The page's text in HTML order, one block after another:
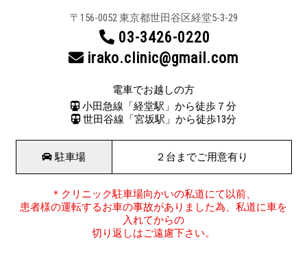
〒156-0052 東京都世田谷区経堂5-3-29
03-3426-0220
irako.clinic@gmail.com
電車でお越しの方
小田急線「経堂駅」から徒歩７分
世田谷線「宮坂駅」から徒歩13分
駐車場 ２台までご用意有り
＊クリニック駐車場向かいの私道にて以前、
患者様の運転するお車の事故がありました為、私道に車を
入れてからの
切り返しはご遠慮下さい。